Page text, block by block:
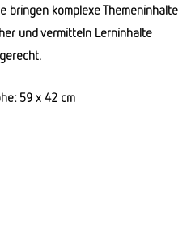
bringen komplexe Themeninhalte
und vermitteln Lerninhalte
59 x 42 cm